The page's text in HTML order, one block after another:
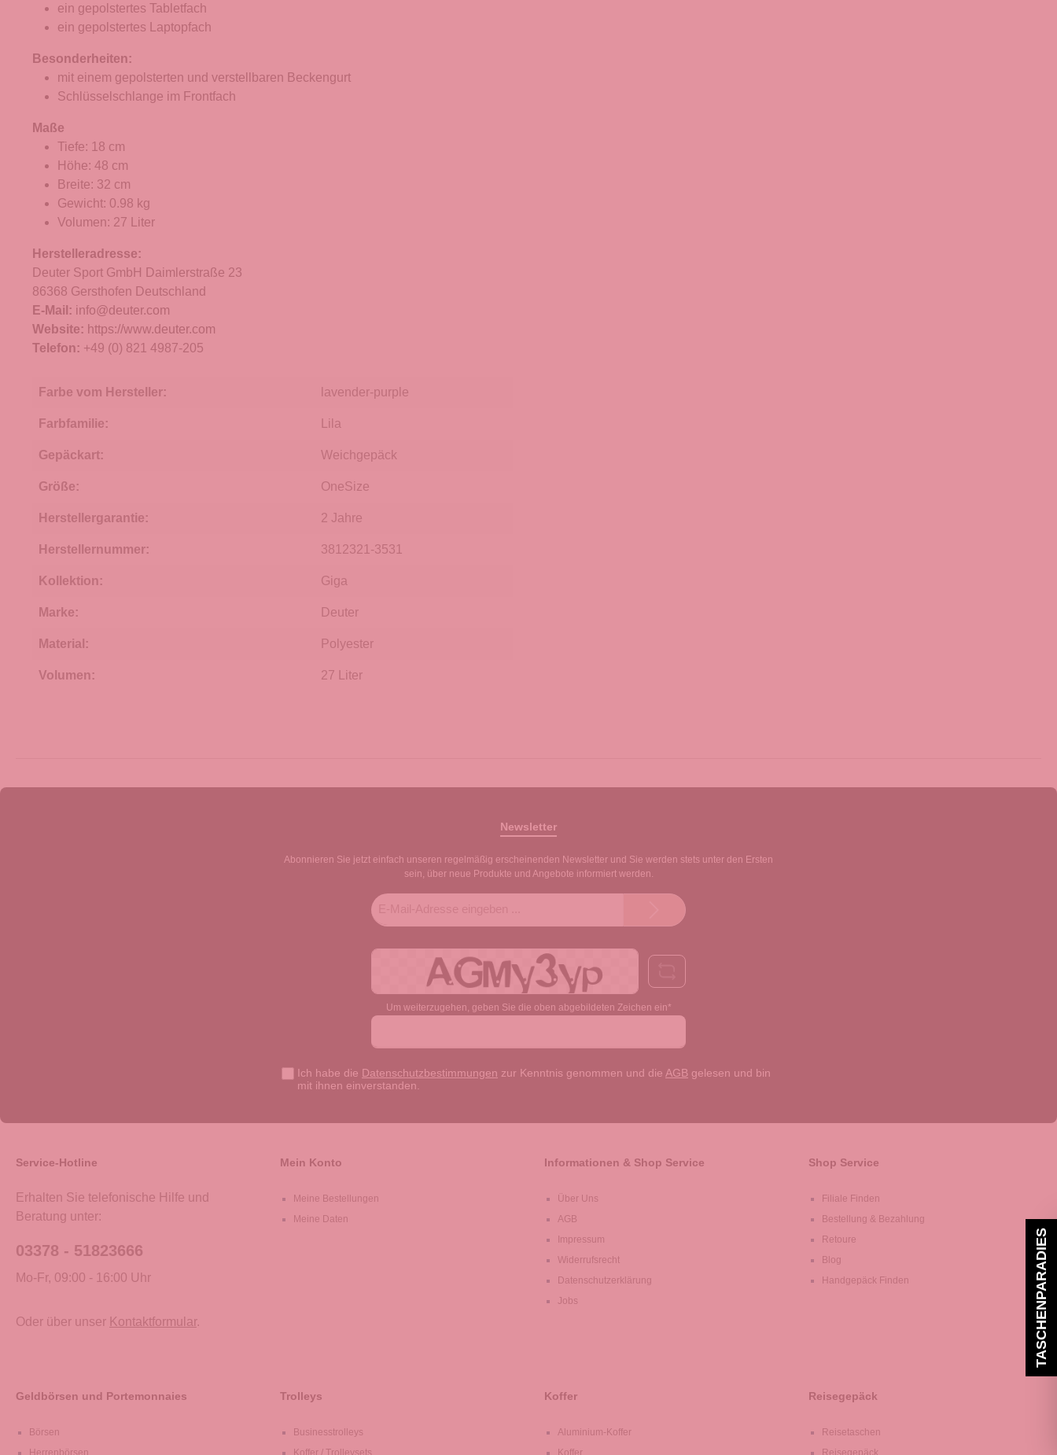
ein gepolstertes Tabletfach
ein gepolstertes Laptopfach
Besonderheiten:
mit einem gepolsterten und verstellbaren Beckengurt
Schlüsselschlange im Frontfach
Maße
Tiefe: 18 cm
Höhe: 48 cm
Breite: 32 cm
Gewicht: 0.98 kg
Volumen: 27 Liter
Herstelleradresse:
Deuter Sport GmbH Daimlerstraße 23
86368 Gersthofen Deutschland
E-Mail: info@deuter.com
Website: https://www.deuter.com
Telefon: +49 (0) 821 4987-205
Farbe vom Hersteller: lavender-purple
Farbfamilie: Lila
Gepäckart: Weichgepäck
Größe: OneSize
Herstellergarantie: 2 Jahre
Herstellernummer: 3812321-3531
Kollektion: Giga
Marke: Deuter
Material: Polyester
Volumen: 27 Liter
Newsletter
Abonnieren Sie jetzt einfach unseren regelmäßig erscheinenden Newsletter und Sie werden stets unter den Ersten
sein, über neue Produkte und Angebote informiert werden.
Adresse*
Um weiterzugehen, geben Sie die oben abgebildeten Zeichen ein*
Ich habe die Datenschutzbestimmungen zur Kenntnis genommen und die AGB gelesen und bin
mit ihnen einverstanden.
Service-Hotline
Erhalten Sie telefonische Hilfe und
Beratung unter:
03378 - 51823666
Mo-Fr, 09:00 - 16:00 Uhr
Oder über unser Kontaktformular.
Mein Konto
Meine Bestellungen
Meine Daten
Informationen & Shop Service
Über Uns
AGB
Impressum
Widerrufsrecht
Datenschutzerklärung
Jobs
Shop Service
Filiale Finden
Bestellung & Bezahlung
Retoure
Blog
Handgepäck Finden
Geldbörsen und Portemonnaies
Börsen
Trolleys
Businesstrolleys
Koffer
Aluminium-Koffer
Reisegepäck
Reisetaschen
TASCHENPARADIES